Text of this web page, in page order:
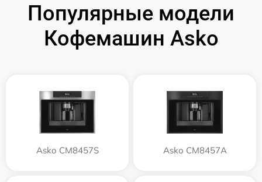
Популярные модели
Кофемашин Asko
Asko CM8457S Asko CM8457A